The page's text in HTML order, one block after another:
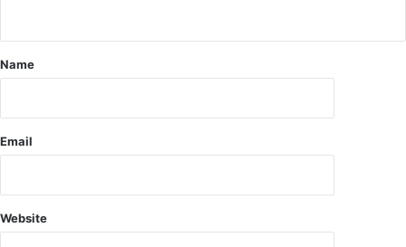
*
Name
Email
Website